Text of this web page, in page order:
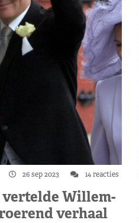
26 sep 2023 14 reacties
Willem-
verhaal